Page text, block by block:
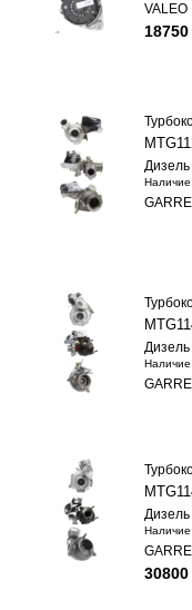
VALEO
Дизель
Дизель
Дизель